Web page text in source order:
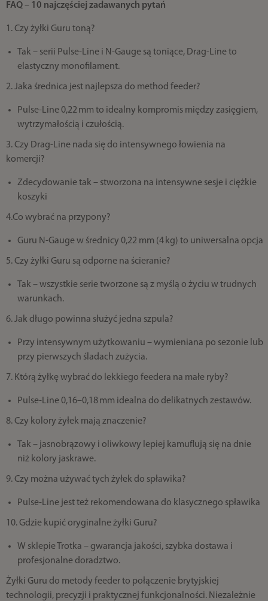
FAQ – 10 najczęściej zadawanych pytań
1. Czy żyłki Guru toną?
Tak – serii Pulse‑Line i N‑Gauge są toniące, Drag‑Line to
elastyczny monofilament.
2. Jaka średnica jest najlepsza do method feeder?
Pulse‑Line 0,22 mm to idealny kompromis między zasięgiem,
wytrzymałością i czułością.
3. Czy Drag‑Line nada się do intensywnego łowienia na
komercji?
Zdecydowanie tak – stworzona na intensywne sesje i ciężkie
koszyki
4.Co wybrać na przypony?
Guru N‑Gauge w średnicy 0,22 mm (4 kg) to uniwersalna opcja
5. Czy żyłki Guru są odporne na ścieranie?
Tak – wszystkie serie tworzone są z myślą o życiu w trudnych
warunkach.
6. Jak długo powinna służyć jedna szpula?
Przy intensywnym użytkowaniu – wymieniana po sezonie lub
przy pierwszych śladach zużycia.
7. Którą żyłkę wybrać do lekkiego feedera na małe ryby?
Pulse‑Line 0,16–0,18 mm idealna do delikatnych zestawów.
8. Czy kolory żyłek mają znaczenie?
Tak – jasnobrązowy i oliwkowy lepiej kamuflują się na dnie
niż kolory jaskrawe.
9. Czy można używać tych żyłek do spławika?
Pulse‑Line jest też rekomendowana do klasycznego spławika
10. Gdzie kupić oryginalne żyłki Guru?
W sklepie Trotka – gwarancja jakości, szybka dostawa i
profesjonalne doradztwo.
Żyłki Guru do metody feeder to połączenie brytyjskiej
technologii, precyzji i praktycznej funkcjonalności. Niezależnie